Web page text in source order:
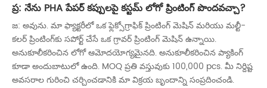
ప్ర: నేను PHA పేపర్ కప్పులపై కస్టమ్ లోగో ప్రింటింగ్ పొందవచ్చా?
జ: అవును. మా ఫ్యాక్టరీలో ఒక ఫ్లెక్సోగ్రాఫిక్ ప్రింటింగ్ మెషిన్ మరియు మల్టీ-
కలర్ ప్రింటింగ్‌కు సపోర్ట్ చేసే ఒక గ్రావర్ ప్రింటింగ్ మెషిన్ ఉన్నాయి.
అనుకూలీకరించిన లోగో ఆమోదయోగ్యమైనది. అనుకూలీకరించిన ప్యాకింగ్
కూడా అందుబాటులో ఉంది. MOQ ప్రతి వస్తువుకు 100,000 pcs. మీ నిర్దిష్ట
అవసరాల గురించి చర్చించడానికి మా విక్రయ బృందాన్ని సంప్రదించండి.